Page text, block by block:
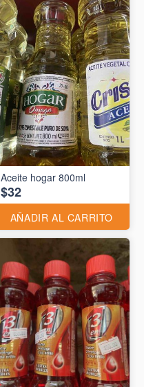
Aceite hogar 800ml
$32
AÑADIR AL CARRITO